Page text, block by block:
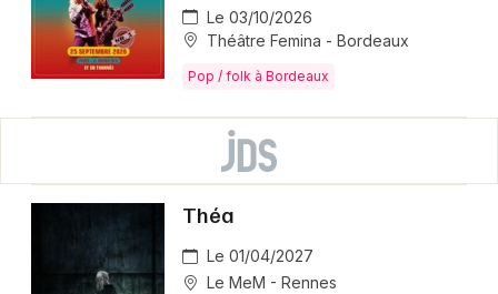
Le 03/10/2026
Théâtre Femina - Bordeaux
Pop / folk à Bordeaux
Théa
Le 01/04/2027
Le MeM - Rennes